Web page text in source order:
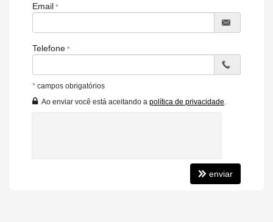
Email
Telefone
* campos obrigatórios
Ao enviar você está aceitando a política de privacidade.
enviar